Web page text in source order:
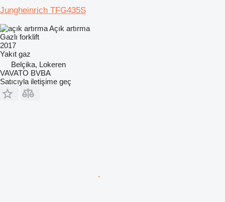
Jungheinrich TFG435S
Açık artırma
Gazlı forklift
2017
Yakıt gaz
Belçika, Lokeren
VAVATO BVBA
Satıcıyla iletişime geç